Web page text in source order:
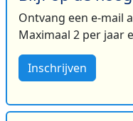
Ontvang een e-mail
Maximaal 2 per jaar
Inschrijven